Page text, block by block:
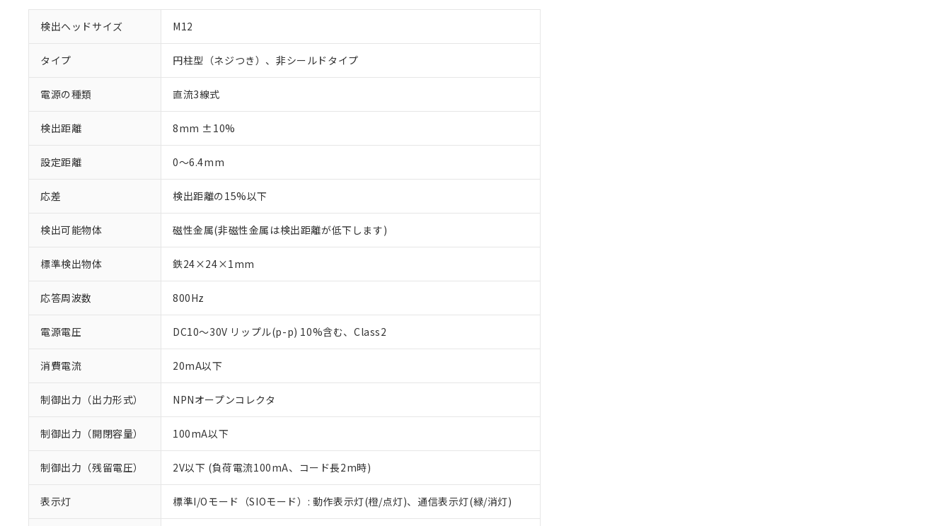
検出ヘッドサイズ M12
タイプ 円柱型（ネジつき）、非シールドタイプ
電源の種類 直流3線式
検出距離 8mm ±10%
設定距離 0～6.4mm
応差 検出距離の15%以下
検出可能物体 磁性金属(非磁性金属は検出距離が低下します)
標準検出物体 鉄24×24×1mm
応答周波数 800Hz
電源電圧 DC10～30V リップル(p-p) 10%含む、Class2
消費電流 20mA以下
制御出力（出力形式） NPNオープンコレクタ
制御出力（開閉容量） 100mA以下
制御出力（残留電圧） 2V以下 (負荷電流100mA、コード長2m時)
表示灯 標準I/Oモード（SIOモード）: 動作表示灯(橙/点灯)、通信表示灯(緑/消灯)
※1 対応状況
対応済み：EU RoHS指令（10物質）の非含有に対応した製品が提供可能な商品です。